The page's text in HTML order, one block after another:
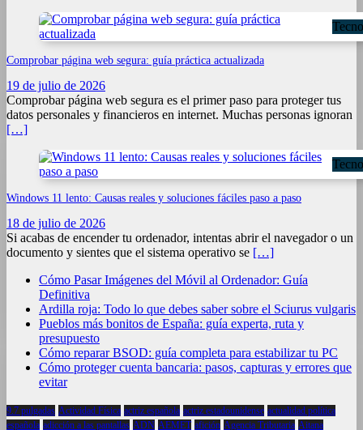
Comprobar página web segura: guía práctica actualizada
19 de julio de 2026
Comprobar página web segura es el primer paso para proteger tus
datos personales y financieros en internet. Muchas personas ignoran
[…]
Windows 11 lento: Causas reales y soluciones fáciles paso a paso
18 de julio de 2026
Si acabas de encender tu ordenador, intentas abrir el navegador o un
documento y sientes que el sistema operativo se […]
Cómo Pasar Imágenes del Móvil al Ordenador: Guía
Definitiva
Ardilla roja: Todo lo que debes saber sobre el Sciurus vulgaris
Pueblos más bonitos de España: guía experta, ruta y
presupuesto
Cómo reparar BSOD: guía completa para estabilizar tu PC
Cómo proteger cuenta bancaria: pasos, capturas y errores que
evitar
9.7 pulgadas Actividad Física actriz española actriz estadounidense actualidad política
española adicción a las pantallas ADN AEMET afición Agencia Tributaria Aitana